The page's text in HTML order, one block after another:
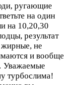
ругающие
на один
на 10,20,30
результат
жирные, не
и вообще
Уважаемые
турбослима!